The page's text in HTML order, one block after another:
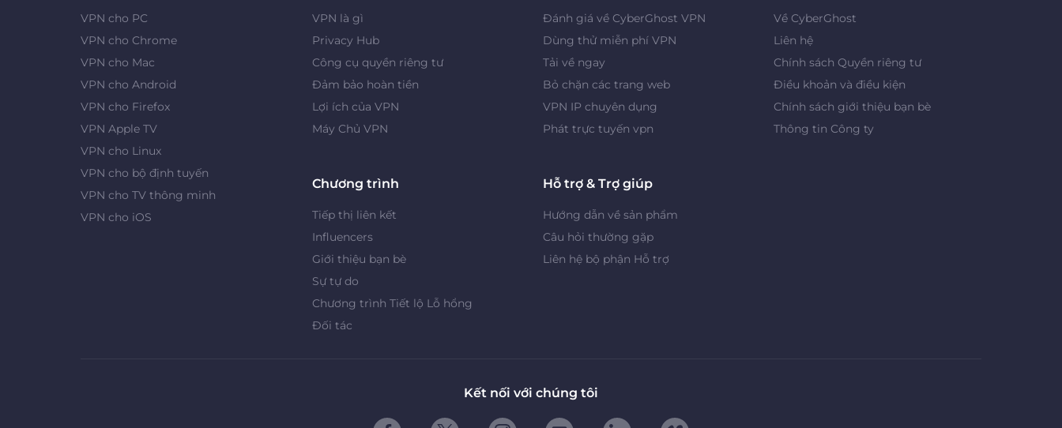
VPN cho PC
VPN cho Chrome
VPN cho Mac
VPN cho Android
VPN cho Firefox
VPN Apple TV
VPN cho Linux
VPN cho bộ định tuyến
VPN cho TV thông minh
VPN cho iOS
VPN là gì
Privacy Hub
Công cụ quyền riêng tư
Đảm bảo hoàn tiền
Lợi ích của VPN
Máy Chủ VPN
Đánh giá về CyberGhost VPN
Dùng thử miễn phí VPN
Tải về ngay
Bỏ chặn các trang web
VPN IP chuyên dụng
Phát trực tuyến vpn
Về CyberGhost
Liên hệ
Chính sách Quyền riêng tư
Điều khoản và điều kiện
Chính sách giới thiệu bạn bè
Thông tin Công ty
Chương trình
Tiếp thị liên kết
Influencers
Giới thiệu bạn bè
Sự tự do
Chương trình Tiết lộ Lỗ hổng
Đối tác
Hỗ trợ & Trợ giúp
Hướng dẫn về sản phẩm
Câu hỏi thường gặp
Liên hệ bộ phận Hỗ trợ
Kết nối với chúng tôi